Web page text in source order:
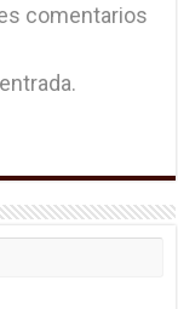
comentarios